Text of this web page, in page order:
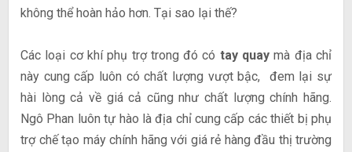
không thể hoàn hảo hơn. Tại sao lại thế?
Các loại cơ khí phụ trợ trong đó có tay quaymà địa chỉ
này cung cấp luôn có chất lượng vượt bậc, đem lại sự
hài lòng cả về giá cả cũng như chất lượng chính hãng.
Ngô Phan luôn tự hào là địa chỉ cung cấp các thiết bị phụ
trợ chế tạo máy chính hãng với giá rẻ hàng đầu thị trường